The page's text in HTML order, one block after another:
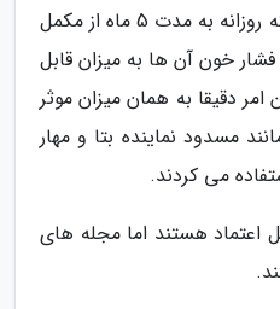
افراد مبتلا به فشار خون بالا که روزانه به مدت 5 ماه از مکمل
خون آن ها به میزان قابل
دقیقا به همان میزان موثر
مسدود نماینده بتا و مهار
می کردند.
اعتماد هستند اما مجله های